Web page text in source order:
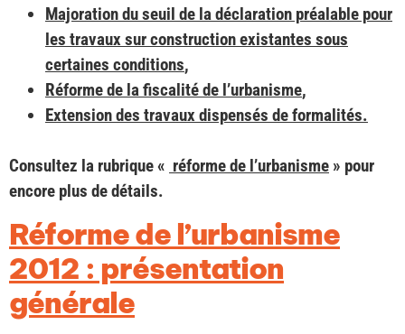
Majoration du seuil de la déclaration préalable pour
les travaux sur construction existantes sous
certaines conditions,
Réforme de la fiscalité de l’urbanisme,
Extension des travaux dispensés de formalités.
Consultez la rubrique « réforme de l’urbanisme » pour
encore plus de détails.
Réforme de l’urbanisme
2012 : présentation
générale